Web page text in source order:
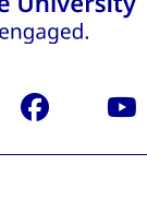
Facebook